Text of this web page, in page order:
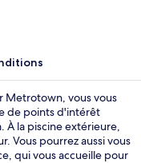
Metrotown, vous vous
de points d'intérêt
À la piscine extérieure,
Vous pourrez aussi vous
qui vous accueille pour